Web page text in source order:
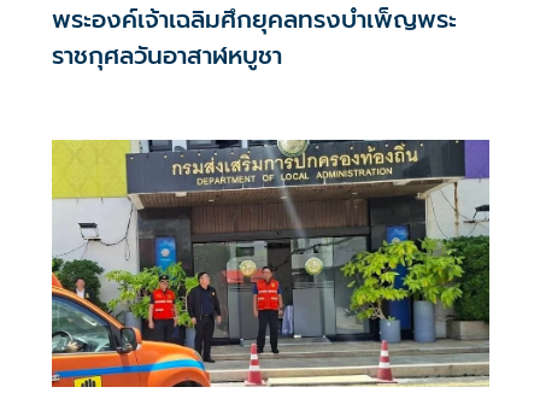
พระองค์เจ้าเฉลิมศึกยุคลทรงบำเพ็ญพระ
ราชกุศลวันอาสาฬหบูชา